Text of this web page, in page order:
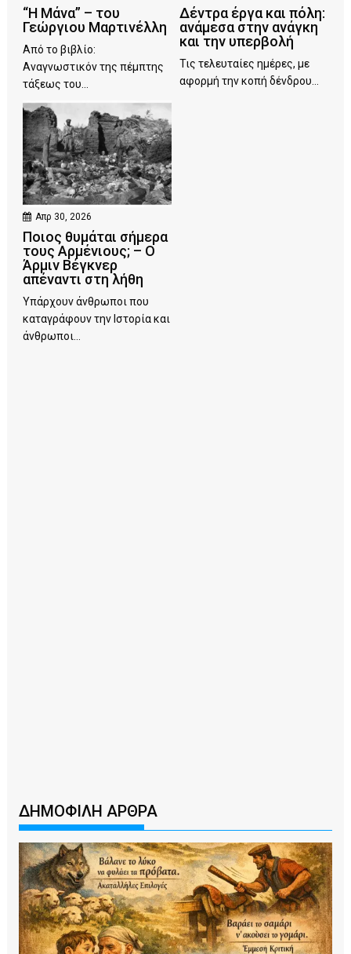
“Η Μάνα” – του
Γεώργιου Μαρτινέλλη
Από το βιβλίο:
Αναγνωστικόν της πέμπτης
τάξεως του...
Δέντρα έργα και πόλη:
ανάμεσα στην ανάγκη
και την υπερβολή
Τις τελευταίες ημέρες, με
αφορμή την κοπή δένδρου...
Απρ 30, 2026
Ποιος θυμάται σήμερα
τους Αρμένιους; – Ο
Άρμιν Βέγκνερ
απέναντι στη λήθη
Υπάρχουν άνθρωποι που
καταγράφουν την Ιστορία και
άνθρωποι...
ΔΗΜΟΦΙΛΗ ΑΡΘΡΑ